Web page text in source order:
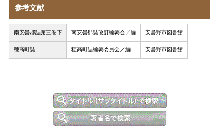
参考文献
南安曇郡誌第三巻下 南安曇郡誌改訂編纂会／編 安曇野市図書館
穂高町誌 穂高町誌編纂委員会／編 安曇野市図書館